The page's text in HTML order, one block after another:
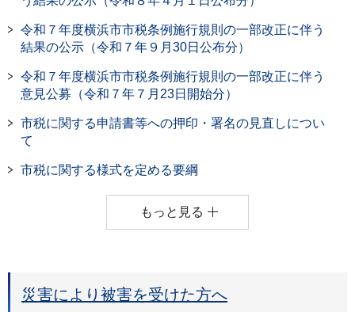
令和７年度横浜市市税条例施行規則の一部改正に伴う
結果の公示（令和７年９月30日公布分）
令和７年度横浜市市税条例施行規則の一部改正に伴う
意見公募（令和７年７月23日開始分）
市税に関する申請書等への押印・署名の見直しについ
て
市税に関する様式を定める要綱
もっと見る
災害により被害を受けた方へ